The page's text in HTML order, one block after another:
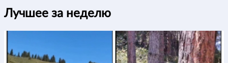
Лучшее за неделю